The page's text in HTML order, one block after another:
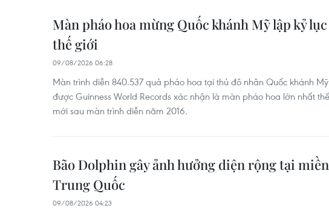
Màn pháo hoa mừng Quốc khánh Mỹ lập kỷ
thế giới
09/08/2026 06:28
Màn trình diễn 840.537 quả pháo hoa tại thủ đô nhân Quốc khánh
được Guinness World Records xác nhận là màn pháo hoa lớn nhất
mới sau màn trình diễn năm 2016.
Bão Dolphin gây ảnh hưởng diện rộng tại
Trung Quốc
09/08/2026 04:23